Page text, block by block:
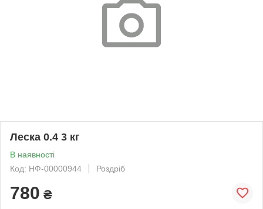
Леска 0.4 3 кг
В наявності
Код: НФ-00000944
Роздріб
780 ₴